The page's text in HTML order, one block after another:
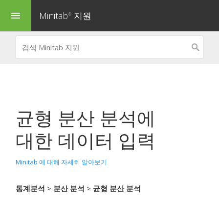
menu Minitab® 지원
균형 분산 분석에
대한 데이터 입력
Minitab 에 대해 자세히 알아보기
통계분석 > 분산 분석 > 균형 분산 분석